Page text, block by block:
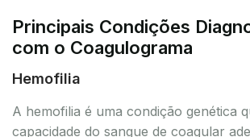
Principais Condições
com o Coagulograma
Hemofilia
A hemofilia é uma condição genética
capacidade do sangue de coagular